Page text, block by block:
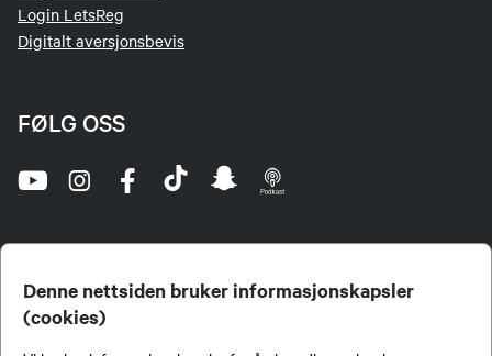
Denne nettsiden bruker informasjonskapsler
(cookies)
Login LetsReg
Digitalt aversjonsbevis
FØLG OSS